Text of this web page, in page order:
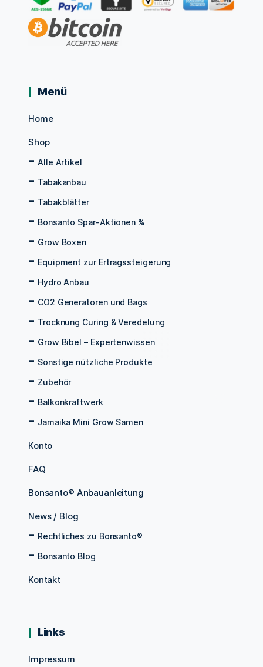
Menü
Home
Shop
Alle Artikel
Tabakanbau
Tabakblätter
Bonsanto Spar-Aktionen %
Grow Boxen
Equipment zur Ertragssteigerung
Hydro Anbau
CO2 Generatoren und Bags
Trocknung Curing & Veredelung
Grow Bibel – Expertenwissen
Sonstige nützliche Produkte
Zubehör
Balkonkraftwerk
Jamaika Mini Grow Samen
Konto
FAQ
Bonsanto® Anbauanleitung
News / Blog
Rechtliches zu Bonsanto®
Bonsanto Blog
Kontakt
Links
Impressum